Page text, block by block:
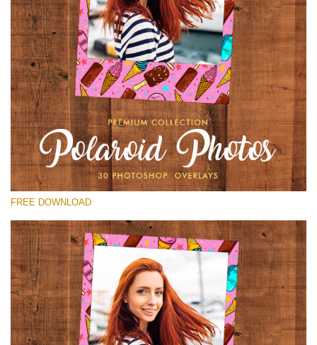
โปรดเลือก
Free Polaroid Overlay #16
Small 800*1027px
Polaroid Photos
(30 Overlays)
Light Sparkling
(740 Overlays)
Large 6000*4000px
Entire Collection
(1783 Overlays)
FREE DOWNLOAD